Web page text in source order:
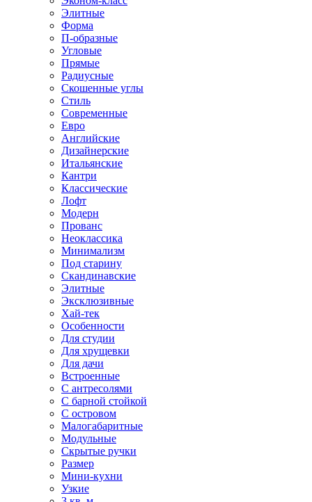
Элитные
Форма
П-образные
Угловые
Прямые
Радиусные
Скошенные углы
Стиль
Современные
Евро
Английские
Дизайнерские
Итальянские
Кантри
Классические
Лофт
Модерн
Прованс
Неоклассика
Минимализм
Под старину
Скандинавские
Элитные
Эксклюзивные
Хай-тек
Особенности
Для студии
Для хрущевки
Для дачи
Встроенные
С антресолями
С барной стойкой
С островом
Малогабаритные
Модульные
Скрытые ручки
Размер
Мини-кухни
Узкие